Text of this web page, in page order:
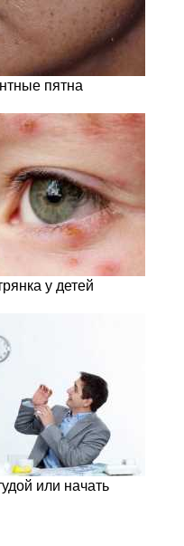
пятна
у детей
или начать